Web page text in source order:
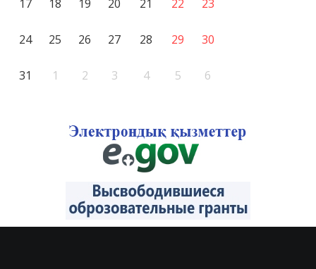
17 18 19 20 21 22 23
24 25 26 27 28 29 30
31 1 2 3 4 5 6